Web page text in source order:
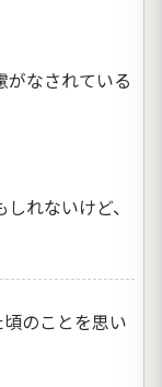
がなされている
れないけど、
のことを思い